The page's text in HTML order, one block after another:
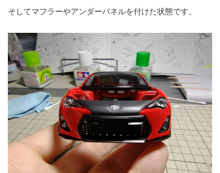
そしてマフラーやアンダーパネルを付けた状態です。